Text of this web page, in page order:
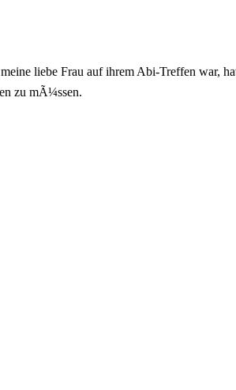
liebe Frau auf ihrem Abi-Treffen war,
zu mÃ¼ssen.